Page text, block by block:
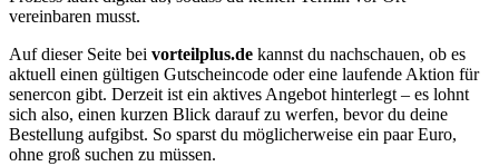
vereinbaren musst.
Auf dieser Seite bei vorteilplus.de kannst du nachschauen, ob es
aktuell einen gültigen Gutscheincode oder eine laufende Aktion für
senercon gibt. Derzeit ist ein aktives Angebot hinterlegt – es lohnt
sich also, einen kurzen Blick darauf zu werfen, bevor du deine
Bestellung aufgibst. So sparst du möglicherweise ein paar Euro,
ohne groß suchen zu müssen.